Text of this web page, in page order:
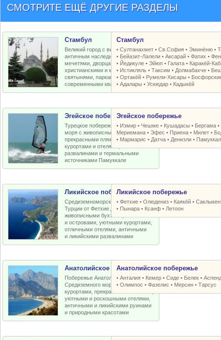
СМОТРИТЕ ЕЩЁ ДРУГИЕ РАЗДЕЛЫ
Стамбул
Великий город с византийским и
античным наследием, османскими
мечетями, дворцами, крепостями,
христианскими и мусульманскими
святынями, парками, старыми и
современными кварталами
Стамбул
•Султанахмет •Св.София •Эминёню •
• Бейазит-Лалели •Аксарай •Фатих •
• Йедикуле •Эйюп • Галата • Каракёй-
• Истикляль •Таксим • Долмабахче •
•Ортакёй • Румели-Xисары •
•Адалары •Ускюдар • Кадыкёй
Эгейское побережье
Турецкое побережье Эгейского
моря с живописными бухтами,
прекрасными пляжами, отличными
курортами и отелями, античными
развалинами и термальными
источниками Памуккале
Эгейское побережье
• Измир • Чешме • Кушадасы • Бергама •
Мериемана •Эфес • Приена • Милет •
• Мармарис • Датча • Денизли •
Ликийское побережье
Средиземноморское побережье
Турции от Фетхие до Кемера с
живописными бухтами, пляжами
и островами, уютными курортами,
отличными отелями, античными
и ликийскими развалинами
Ликийское побережье
•Фетхие •Олюдениз • Каякёй •
• Пынара • Ксанф • Летоон
Анатолийское побережье
Побережье Анатолийской бухты
Средиземного моря с отличными
курортами, прекрасными пляжами,
уютными и роскошными отелями,
античными и ликийскими руинами
и природными красотами
Анатолийское побережье
•Анталия • Кемер •Сиде • Белек •
•Олимпос •Фазелис • Мерсин •Тарсус